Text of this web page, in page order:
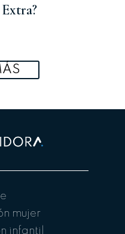
mujer
infantil